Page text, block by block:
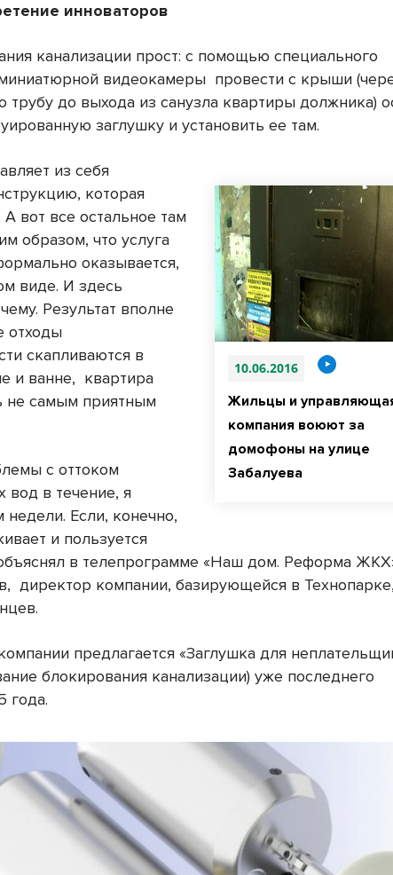
инноваторов
канализации прост: с помощью специального
видеокамеры провести с крыши
трубу до выхода из санузла квартиры должника)
заглушку и установить ее там.
10.06.2016
Жильцы и
компания воюют за
домофоны на улице
Забалуева
из себя
которая
А вот все остальное там
образом, что услуга
оказывается,
виде. И здесь
Результат вполне
отходы
скапливаются в
и ванне, квартира
не самым приятным
с оттоком
вод в течение, я
Если, конечно,
и пользуется
в телепрограмме «Наш дом. Реформа
директор компании, базирующейся в Технопарке,
предлагается «Заглушка для
блокирования канализации) уже последнего
года.